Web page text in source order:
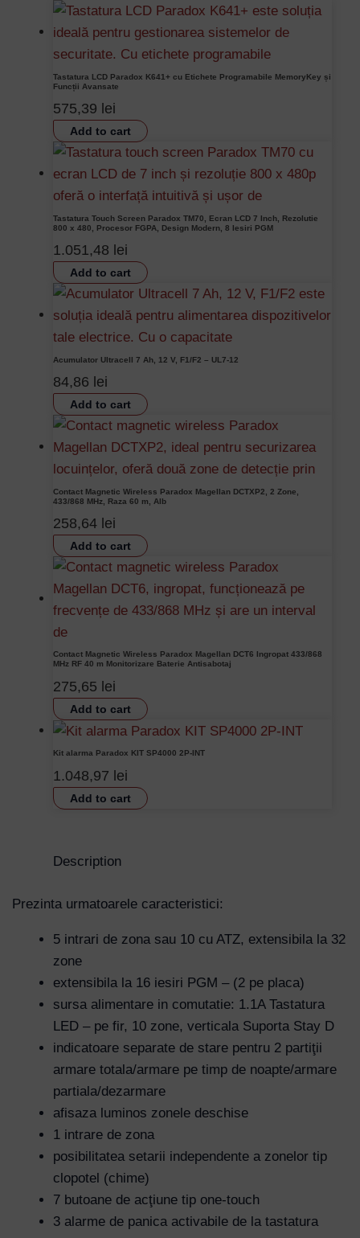
Tastatura LCD Paradox K641+ cu Etichete Programabile MemoryKey și
Funcții Avansate
575,39 lei
Add to cart
Tastatura Touch Screen Paradox TM70, Ecran LCD 7 Inch, Rezolutie
800 x 480, Procesor FGPA, Design Modern, 8 Iesiri PGM
1.051,48 lei
Add to cart
Acumulator Ultracell 7 Ah, 12 V, F1/F2 – UL7-12
84,86 lei
Add to cart
Contact Magnetic Wireless Paradox Magellan DCTXP2, 2 Zone,
433/868 MHz, Raza 60 m, Alb
258,64 lei
Add to cart
Contact Magnetic Wireless Paradox Magellan DCT6 Ingropat 433/868
MHz RF 40 m Monitorizare Baterie Antisabotaj
275,65 lei
Add to cart
Kit alarma Paradox KIT SP4000 2P-INT
1.048,97 lei
Add to cart
Description
Prezinta urmatoarele caracteristici:
5 intrari de zona sau 10 cu ATZ, extensibila la 32
zone
extensibila la 16 iesiri PGM – (2 pe placa)
sursa alimentare in comutatie: 1.1A Tastatura
LED – pe fir, 10 zone, verticala Suporta Stay D
indicatoare separate de stare pentru 2 partiţii
armare totala/armare pe timp de noapte/armare
partiala/dezarmare
afisaza luminos zonele deschise
1 intrare de zona
posibilitatea setarii independente a zonelor tip
clopotel (chime)
7 butoane de acţiune tip one-touch
3 alarme de panica activabile de la tastatura